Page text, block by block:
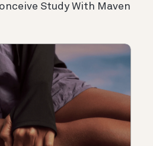
Study With Maven